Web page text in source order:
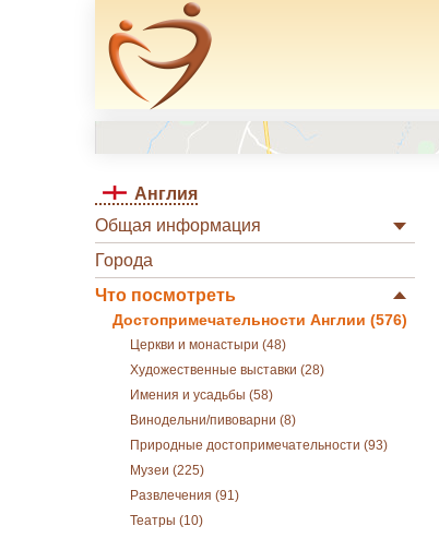
Англия
Общая информация
Города
Что посмотреть
Достопримечательности Англии (576)
Церкви и монастыри (48)
Художественные выставки (28)
Имения и усадьбы (58)
Винодельни/пивоварни (8)
Природные достопримечательности (93)
Музеи (225)
Развлечения (91)
Театры (10)